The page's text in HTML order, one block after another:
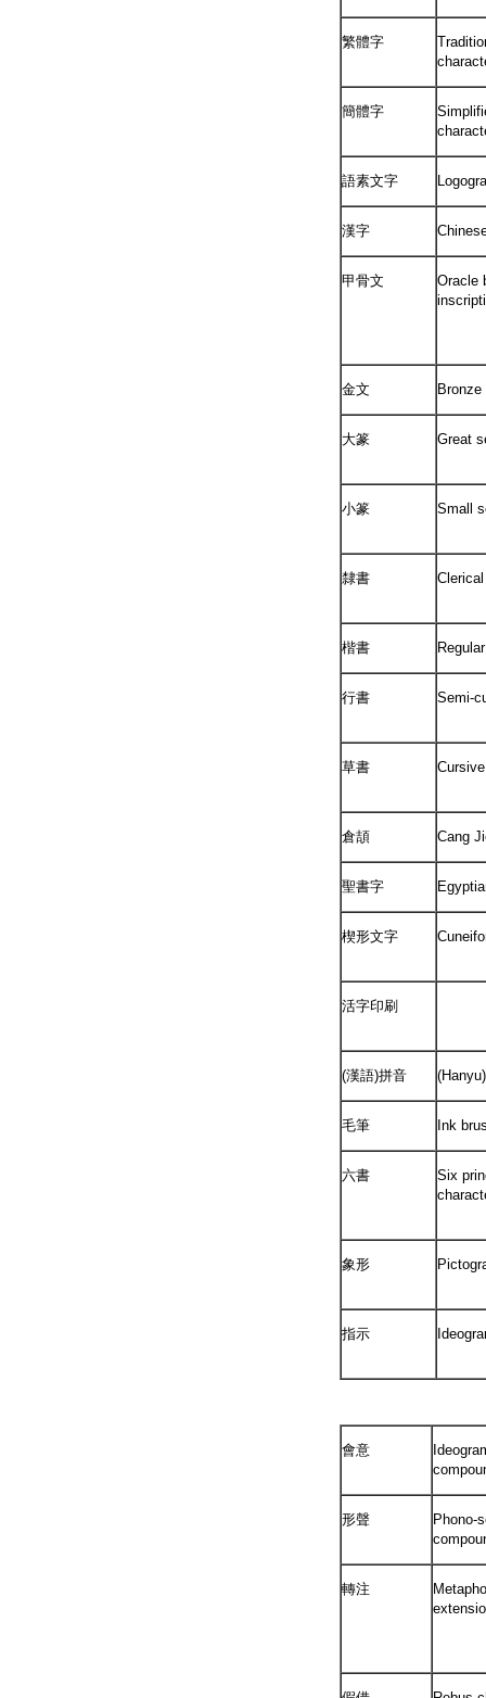
繁體字
簡體字
語素文字
漢字
甲骨文
Oracle
金文
大篆 Great
小篆 Small
隸書
楷書
行書 Semi-
草書
倉頡 Cang
聖書字
楔形文字
活字印刷
(漢語)拼音
毛筆 Ink
六書
Six
象形
指示
會意
形聲
Phono-
轉注